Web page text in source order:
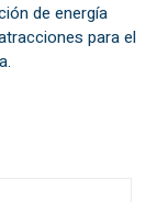
de energía
para el